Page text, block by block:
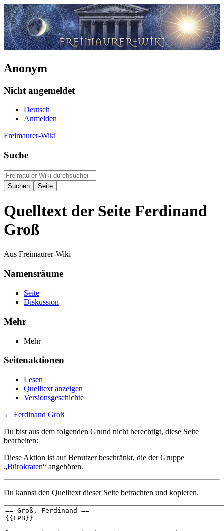
Anonym
Nicht angemeldet
Deutsch
Anmelden
Freimaurer-Wiki
Suche
Quelltext der Seite Ferdinand
Groß
Aus Freimaurer-Wiki
Namensräume
Seite
Diskussion
Mehr
Mehr
Seitenaktionen
Lesen
Quelltext anzeigen
Versionsgeschichte
← Ferdinand Groß
Du bist aus dem folgenden Grund nicht berechtigt, diese Seite
bearbeiten:
Diese Aktion ist auf Benutzer beschränkt, die der Gruppe
„Bürokraten“ angehören.
Du kannst den Quelltext dieser Seite betrachten und kopieren.